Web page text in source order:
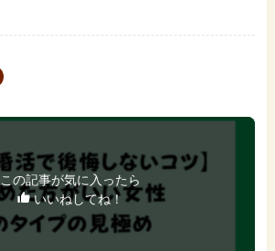
この記事が気に入ったら
いいねしてね！